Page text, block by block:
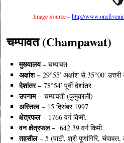
Image Source –http://
चम्पावत (Champawat)
मुख्यालय –चम्पावत
अक्षांश – 29°55′ अक्षांश से 35°00′ उत्तरी
देशांतर –78°54′ पूर्वी देशांतर
उपनाम– चम्पावती (कुमुकाली)
अस्तित्व– 15 दिसंबर 1997
क्षेत्रफल– 1766 वर्ग किमी.
वन क्षेत्रफल –642.39 वर्ग किमी.
तहसील– 5 (पाटी, श्री पूर्णागिरि, चंपावत,